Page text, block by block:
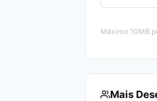
Máximo 10MB
Mais